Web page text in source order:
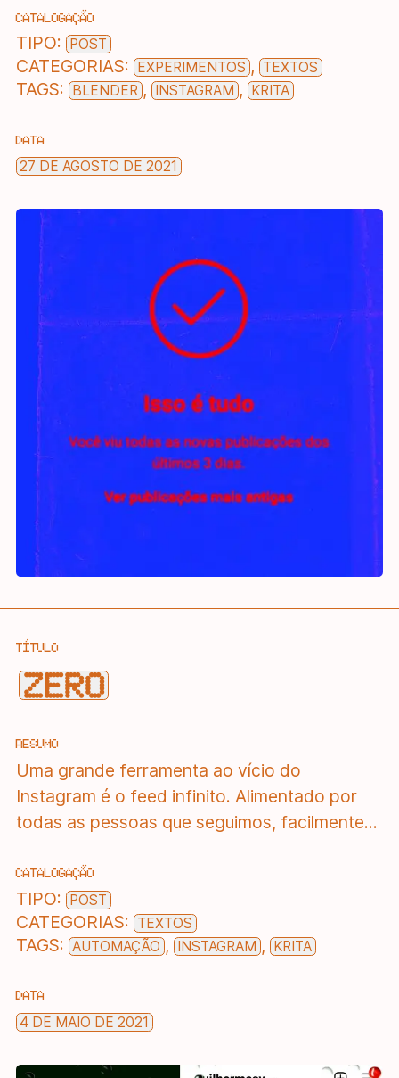
CATALOGAÇÃO
TIPO: POST
CATEGORIAS: EXPERIMENTOS , TEXTOS
TAGS: BLENDER , INSTAGRAM , KRITA
DATA
27 DE AGOSTO DE 2021
TÍTULO
ZERO
RESUMO
Uma grande ferramenta ao vício do
Instagram é o feed infinito. Alimentado por
todas as pessoas que seguimos, facilmente...
CATALOGAÇÃO
TIPO: POST
CATEGORIAS: TEXTOS
TAGS: AUTOMAÇÃO , INSTAGRAM , KRITA
DATA
4 DE MAIO DE 2021